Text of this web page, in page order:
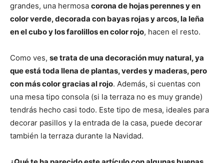
grandes, una hermosa corona de hojas perennes y en
color verde, decorada con bayas rojas y arcos, la leña
en el cubo y los farolillos en color rojo, hacen el resto.
Como ves, se trata de una decoración muy natural, ya
que está toda llena de plantas, verdes y maderas, pero
con más color gracias al rojo. Además, si cuentas con
una mesa tipo consola (si la terraza no es muy grande)
tendrás hecho casi todo. Este tipo de mesa, ideales para
decorar pasillos y la entrada de la casa, puede decorar
también la terraza durante la Navidad.